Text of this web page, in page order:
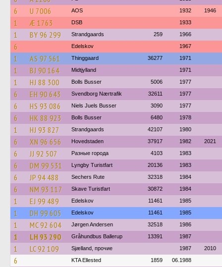
6 U 7006 AOS 1932 1946
1 Æ 1763 DSB 1933
1 BY 96 299 Strandgaards 259 1966
6 Edelskov 1967
1 AS 97 561 Thinggaard 36277 1971
1 BJ 90 164 Midtjylland 1971
1 HJ 88 300 Bolls Busser 5006 1977
6 EH 90 643 Svendborg Nærtrafik 32611 1977
6 HS 93 086 Niels Juels Busser 3090 1977
6 HK 88 923 Bolls Busser 6480 1978
1 HJ 93 827 Strandgaards 42107 1980
6 XN 96 656 Hovedstaden 37917 1982 2021
6 JJ 92 507 Разные города 4103 1983
6 DM 99 531 Lyngby Turistfart 20136 1983
6 JP 94 488 Sechers Rute 32318 1984
6 NM 93 117 Skave Turistfart 30872 1984
1 EJ 99 489 Edelskov 11461 1985
1 DH 99 605 Edelskov 11461 1985
1 MC 92 604 Jørgen Andersen 32518 1986
1 LH 93 290 Gråhundbus Ballerup 13391 1987
1 LC 92 109 Sjælland, прочие 1987 2010
6 KTA Ellested 1859 06.1988